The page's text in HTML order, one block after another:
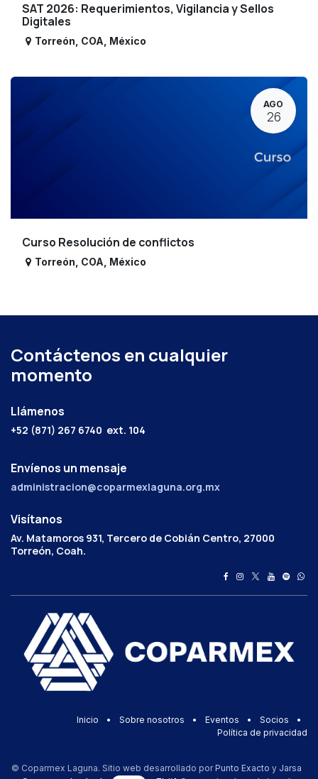
SAT 2026: Requerimientos, Vigilancia y Sellos
Digitales
Torreón COA México
AGO
26
Curso Resolución de conflictos
Torreón COA México
Contáctenos en cualquier
momento
Llámenos
+52 (871) 267 6740 ext. 104
Envíenos un mensaje
administracion@coparmexlaguna.org.mx
Visítanos
Av. Matamoros 931, Tercero de Cobián Centro, 27000
Torreón, Coah.
Inicio • Sobre nosotros • Eventos • Socios
•
Política de privacidad
© Coparmex Laguna. Sitio web desarrollado por Punto Exacto y Jarsa